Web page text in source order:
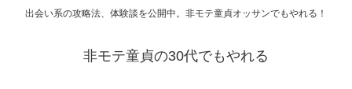
出会い系の攻略法、体験談を公開中。非モテ童貞オッサンでもやれる！
非モテ童貞の30代でもやれる